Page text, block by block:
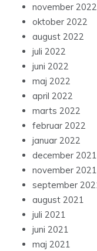
november 2022
oktober 2022
august 2022
juli 2022
juni 2022
maj 2022
april 2022
marts 2022
februar 2022
januar 2022
december 2021
november 2021
september
august 2021
juli 2021
juni 2021
maj 2021